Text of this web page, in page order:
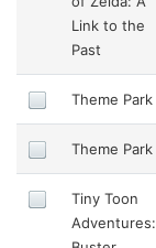
Link to the
Past
Theme Park
Theme Park
Tiny Toon
Adventures: